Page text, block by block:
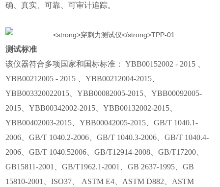
确、真实、可靠、可审计追踪。
测试标准
该仪器符合多项国家和国标标准： YBB00152002 - 2015 、
YBB00212005 - 2015 、YBB00212004-2015、
YBB003320022015、YBB00082005-2015、YBB00092005-
2015、YBB00342002-2015、YBB00132002-2015、
YBB00402003-2015、YBB00042005-2015、GB/T 1040.1-
2006、GB/T 1040.2-2006、GB/T 1040.3-2006、GB/T 1040.4-
2006、GB/T 1040.52006、GB/T12914-2008、GB/T17200、
GB15811-2001、GB/T1962.1-2001、GB 2637-1995、GB
15810-2001、ISO37、 ASTM E4、ASTM D882、ASTM